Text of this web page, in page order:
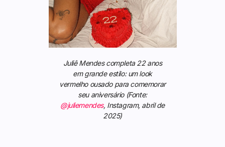
Juliê Mendes completa 22 anos
em grande estilo: um look
vermelho ousado para comemorar
seu aniversário (Fonte:
@juliemendes, Instagram, abril de
2025)